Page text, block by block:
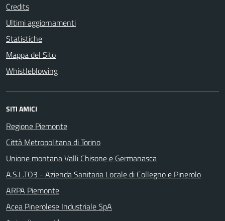
Credits
Ultimi aggiornamenti
Statistiche
Mappa del Sito
Whistleblowing
SITI AMICI
Regione Piemonte
Città Metropolitana di Torino
Unione montana Valli Chisone e Germanasca
A.S.L.TO3 - Azienda Sanitaria Locale di Collegno e Pinerolo
ARPA Piemonte
Acea Pinerolese Industriale SpA